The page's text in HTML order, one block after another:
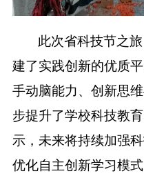
此次省科技节之
建了实践创新的优质
手动脑能力、创新思
步提升了学校科技教
示，未来将持续加强
优化自主创新学习模